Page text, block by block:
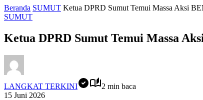
Beranda SUMUT Ketua DPRD Sumut Temui Massa Aksi
SUMUT
Ketua DPRD Sumut Temui Massa
LANGKAT TERKINI
2 min baca
15 Juni 2026